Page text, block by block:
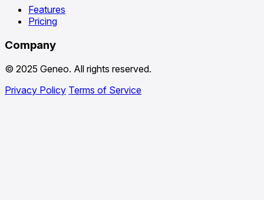
Features
Pricing
Company
© 2025 Geneo. All rights reserved.
Privacy Policy Terms of Service